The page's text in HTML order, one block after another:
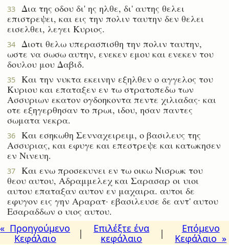
33
Δια της οδου δι' ης ηλθε, δι' αυτης θελει
επιστρεψει, και εις την πολιν ταυτην δεν θελει
εισελθει, λεγει Κυριος.
34
Διοτι θελω υπερασπισθη την πολιν ταυτην,
ωστε να σωσω αυτην, ενεκεν εμου και ενεκεν του
δουλου μου Δαβιδ.
35
Και την νυκτα εκεινην εξηλθεν ο αγγελος του
Κυριου και επαταξεν εν τω στρατοπεδω των
Ασσυριων εκατον ογδοηκοντα πεντε χιλιαδας· και
οτε εξηγερθησαν το πρωι, ιδου, ησαν παντες
σωματα νεκρα.
36
Και εσηκωθη Σενναχειρειμ, ο βασιλευς της
Ασσυριας, και εφυγε και επεστρεψε και κατωκησεν
εν Νινευη.
37
Και ενω προσεκυνει εν τω οικω Νισρωκ του
θεου αυτου, Αδραμμελεχ και Σαρασαρ οι υιοι
αυτου επαταξαν αυτον εν μαχαιρα. αυτοι δε
εφυγον εις γην Αραρατ· εβασιλευσε δε αντ' αυτου
Εσαραδδων ο υιος αυτου.
« Προηγούμενο
Κεφάλαιο
|
Επιλέξτε ένα
κεφάλαιο
|
Επόμενο
Κεφάλαιο »